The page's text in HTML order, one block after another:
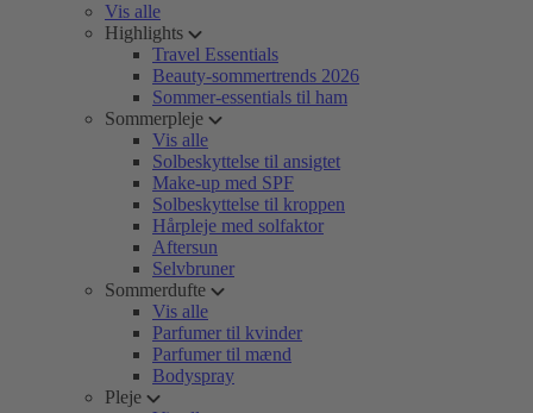
Vis alle
Highlights
Travel Essentials
Beauty-sommertrends 2026
Sommer-essentials til ham
Sommerpleje
Vis alle
Solbeskyttelse til ansigtet
Make-up med SPF
Solbeskyttelse til kroppen
Hårpleje med solfaktor
Aftersun
Selvbruner
Sommerdufte
Vis alle
Parfumer til kvinder
Parfumer til mænd
Bodyspray
Pleje